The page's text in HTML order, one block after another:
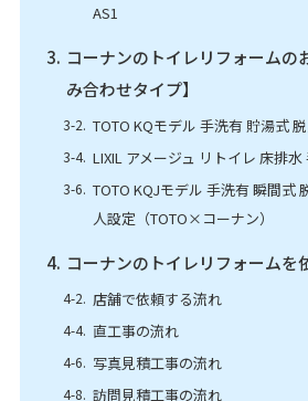
AS1
コーナンのトイレリフォームの
み合わせタイプ】
TOTO KQモデル 手洗有 貯湯式
LIXIL アメージュ リトイレ 床排
TOTO KQJモデル 手洗有 瞬間式
人設定（TOTO×コーナン）
コーナンのトイレリフォームを
店舗で依頼する流れ
直工事の流れ
写真見積工事の流れ
訪問見積工事の流れ